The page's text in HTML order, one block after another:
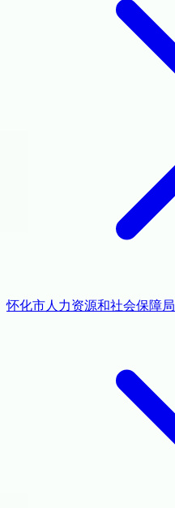
怀化市人力资源和社会保障局